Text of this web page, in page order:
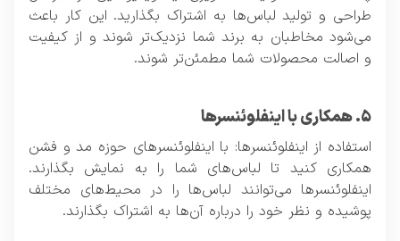
طراحی و تولید لباس‌ها به اشتراک بگذارید. این کار باعث
می‌شود مخاطبان به برند شما نزدیک‌تر شوند و از کیفیت
و اصالت محصولات شما مطمئن‌تر شوند.
۵. همکاری با اینفلوئنسرها
استفاده از اینفلوئنسرها: با اینفلوئنسرهای حوزه مد و فشن
همکاری کنید تا لباس‌های شما را به نمایش بگذارند.
اینفلوئنسرها می‌توانند لباس‌ها را در محیط‌های مختلف
پوشیده و نظر خود را درباره آن‌ها به اشتراک بگذارند.